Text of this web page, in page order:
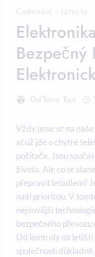
Cestování · Letecky
Bezpečný
OdTerno Tour
Vždy jsme se na
ať už jde o chytré
počítače. Jsou
života. Ale co se
přepravit letadlem?
naší prioritou. V
nejnovější
bezpečného
Od kontroly na letišti
společnosti